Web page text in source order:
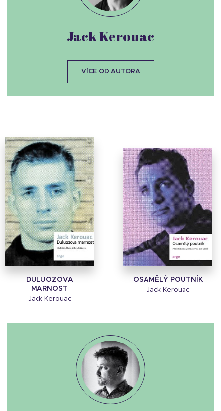
DULUOZOVA
MARNOST
Jack Kerouac
OSAMĚLÝ POUTNÍK
Jack Kerouac
Jack Kerouac
VÍCE OD AUTORA